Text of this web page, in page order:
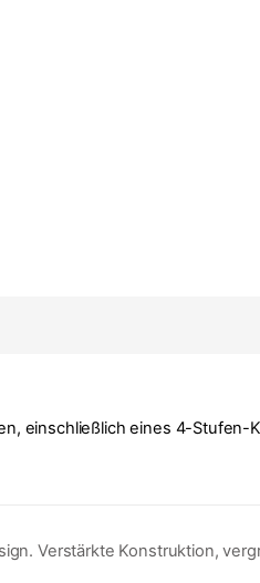
einschließlich eines 4-
Verstärkte Konstruktion,